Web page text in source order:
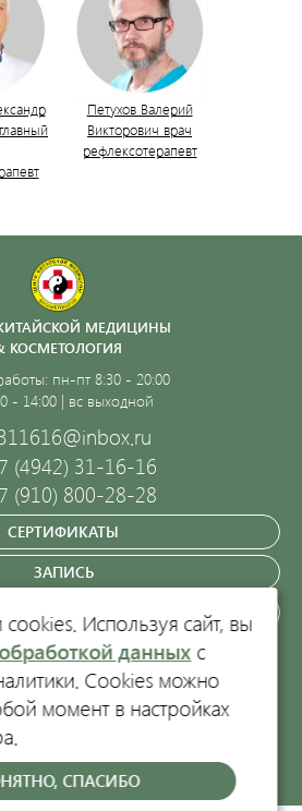
Петухов Валерий
Викторович врач
рефлексотерапевт
МЕДИЦИНЫ
КОСМЕТОЛОГИЯ
пн-пт 8:30 - 20:00
- 14:00 | вс выходной
(4942) 31-16-16
(910) 800-28-28
СЕРТИФИКАТЫ
ЗАПИСЬ
ЗАКАЗАТЬ ЗВОНОК
пр-т Текстильщиков, 47
персональных данных.
медицины-1", ИНН 4401052660, ОГРН
Л041-01140-44/00572232 от 17.06.2010
Используя сайт, вы
обработкой данных с
Cookies можно
момент в настройках
СПАСИБО